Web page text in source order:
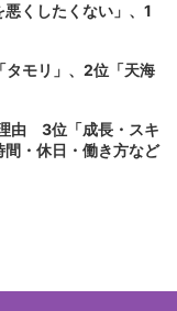
くしたくない」、1
モリ」、2位「天海
由 3位「成長・スキ
・休日・働き方など